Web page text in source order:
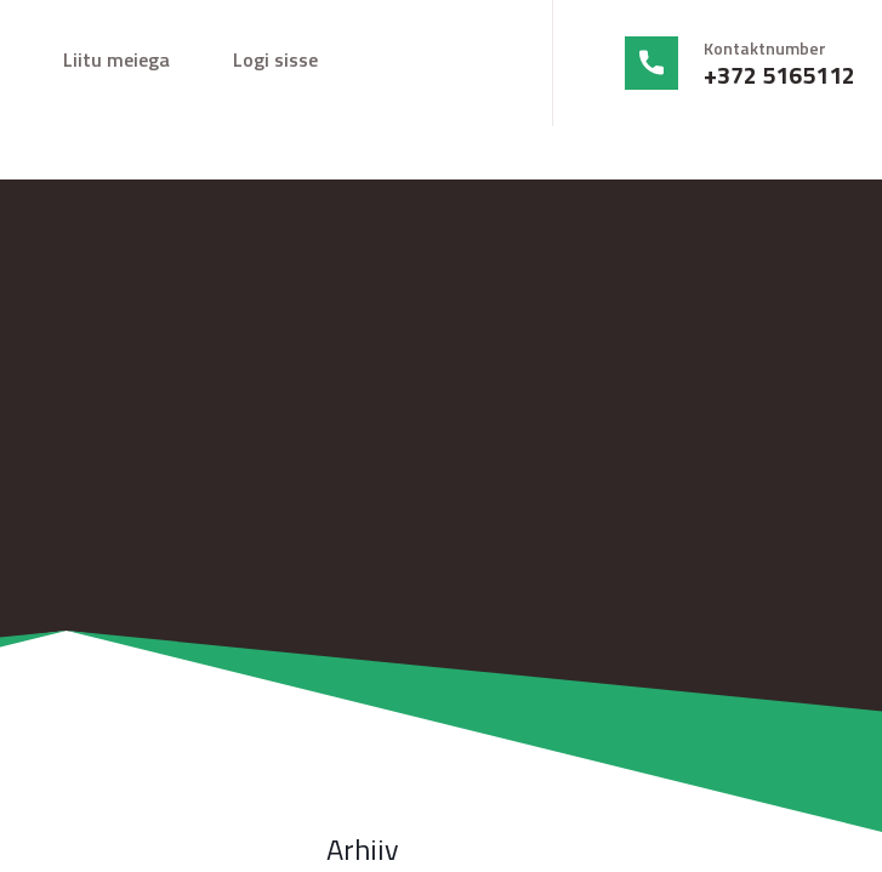
Liitu meiega Logi sisse Kontaktnumber
+372 5165112
Arhiiv